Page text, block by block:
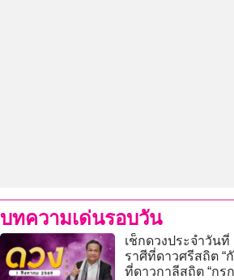
บทความเด่นรอบวัน
เช็กดวงประจำวันที่
ราศีที่ดาวศรีสถิต “
ที่ดาวกาลีสถิต “กร